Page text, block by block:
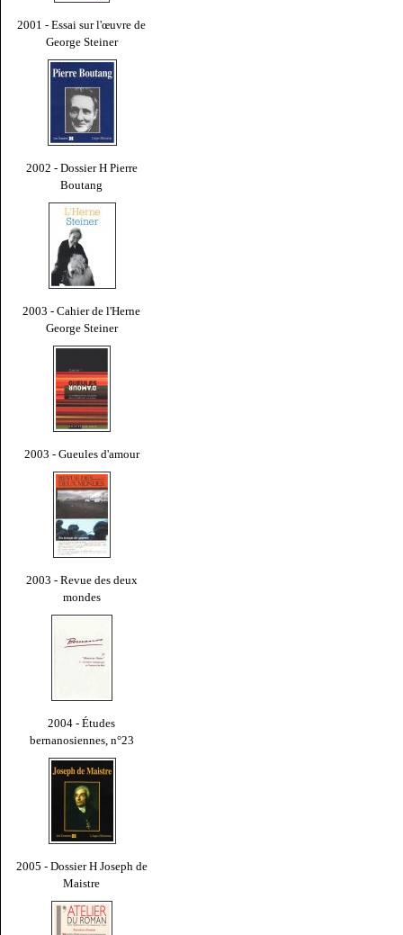
2001 - Essai sur l'œuvre de
George Steiner
2002 - Dossier H Pierre
Boutang
2003 - Cahier de l'Herne
George Steiner
2003 - Gueules d'amour
2003 - Revue des deux
mondes
2004 - Études
bernanosiennes, n°23
2005 - Dossier H Joseph de
Maistre